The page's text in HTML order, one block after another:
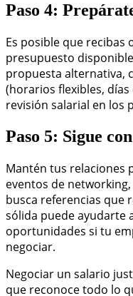
Paso 4:
Es posible que recibas
presupuesto
propuesta alternativa,
(horarios flexibles,
revisión salarial en los
Paso 5: Sigue
Mantén tus relaciones
eventos de
busca referencias que
sólida puede ayudarte
oportunidades si tu
negociar.
Negociar un salario
que reconoce todo lo